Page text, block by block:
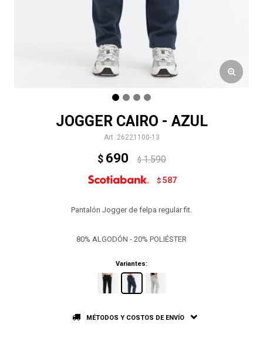
JOGGER CAIRO - AZUL
26221100-13
$ 690 $ 1.590
$ 587
Pantalón Jogger de felpa regular fit.
80% ALGODÓN - 20% POLIÉSTER
Variantes:
MÉTODOS Y COSTOS DE ENVÍO